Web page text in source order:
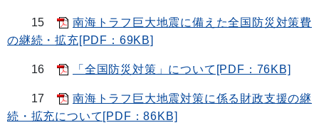
15
南海トラフ巨大地震に備えた全国防災対策費
の継続・拡充[PDF：69KB]
16 「全国防災対策」について[PDF：76KB]
17
南海トラフ巨大地震対策に係る財政支援の継
続・拡充について[PDF：86KB]